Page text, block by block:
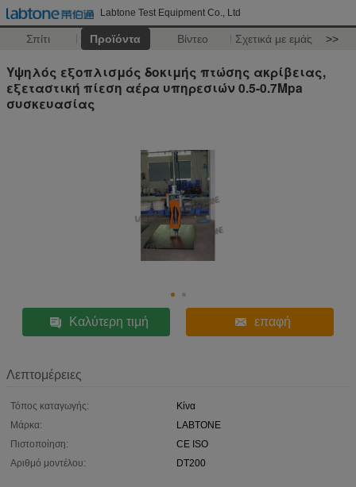
Labtone Test Equipment Co., Ltd
Σπίτι Προϊόντα Βίντεο Σχετικά με εμάς >>
Υψηλός εξοπλισμός δοκιμής πτώσης ακρίβειας,
εξεταστική πίεση αέρα υπηρεσιών 0.5-0.7Mpa
συσκευασίας
Καλύτερη τιμή επαφή
Λεπτομέρειες
Τόπος καταγωγής:
Κίνα
Μάρκα:
LABTONE
Πιστοποίηση:
CE ISO
Αριθμό μοντέλου:
DT200